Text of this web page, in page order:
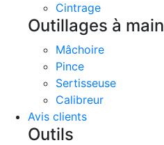
Cintrage
Outillages à main
Mâchoire
Pince
Sertisseuse
Calibreur
Avis clients
Outils